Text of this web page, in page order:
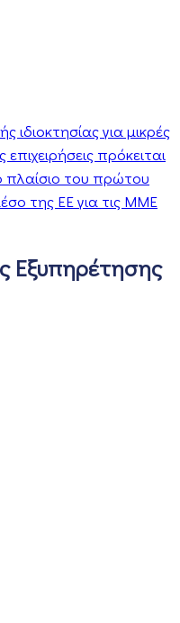
ιδιοκτησίας για μικρές
επιχειρήσεις πρόκειται
του πρώτου
της ΕΕ για τις ΜΜΕ
Εξυπηρέτησης